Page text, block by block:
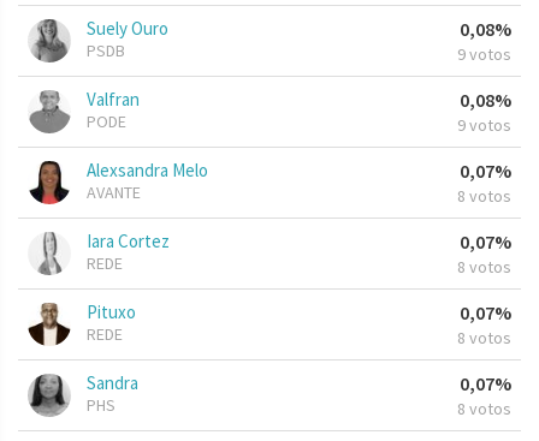
Suely Ouro
PSDB
0,08%
9 votos
Valfran
PODE
0,08%
9 votos
Alexsandra Melo
AVANTE
0,07%
8 votos
Iara Cortez
REDE
0,07%
8 votos
Pituxo
REDE
0,07%
8 votos
Sandra
PHS
0,07%
8 votos